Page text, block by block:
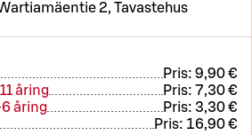
2, Tavastehus
Pris: 9,90 €
åring
Pris: 7,30 €
åring
Pris: 3,30 €
Pris: 16,90 €